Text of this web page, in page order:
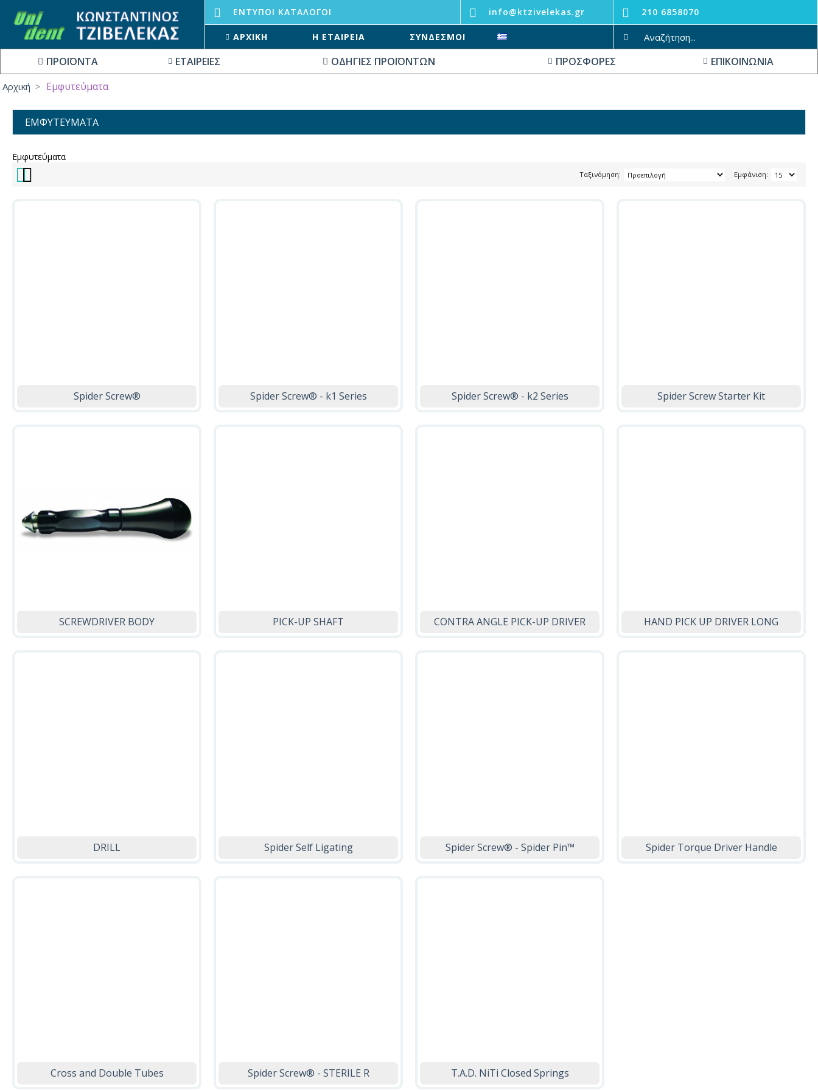
ΕΝΤΥΠΟΙ ΚΑΤΆΛΟΓΟΙ info@ktzivelekas.gr 210 6858070
ΑΡΧΙΚΉ Η ΕΤΑΙΡΕΊΑ ΣΥΝΔΕΣΜΟΙ
ΠΡΟΪΟΝΤΑ ΕΤΑΙΡΕΙΕΣ ΟΔΗΓΙΕΣ ΠΡΟΪΟΝΤΩΝ ΠΡΟΣΦΟΡΕΣ ΕΠΙΚΟΙΝΩΝΙΑ
Αρχική Εμφυτεύματα
ΕΜΦΥΤΕΎΜΑΤΑ
Εμφυτεύματα
Εμφάνιση:
Ταξινόμηση:
Spider Screw® Spider Screw® - k1 Series Spider Screw® - k2 Series Spider Screw Starter Kit
SCREWDRIVER BODY PICK-UP SHAFT CONTRA ANGLE PICK-UP DRIVER HAND PICK UP DRIVER LONG
DRILL Spider Self Ligating Spider Screw® - Spider Pin™ Spider Torque Driver Handle
Cross and Double Tubes Spider Screw® - STERILE R T.A.D. NiTi Closed Springs